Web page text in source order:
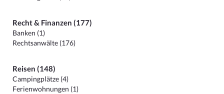
Recht & Finanzen (177)
Banken (1)
Rechtsanwälte (176)
Reisen (148)
Campingplätze (4)
Ferienwohnungen (1)